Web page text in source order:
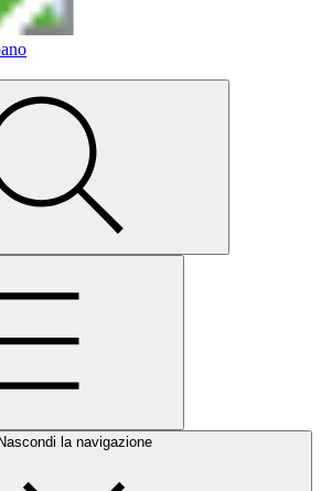
Nascondi la navigazione